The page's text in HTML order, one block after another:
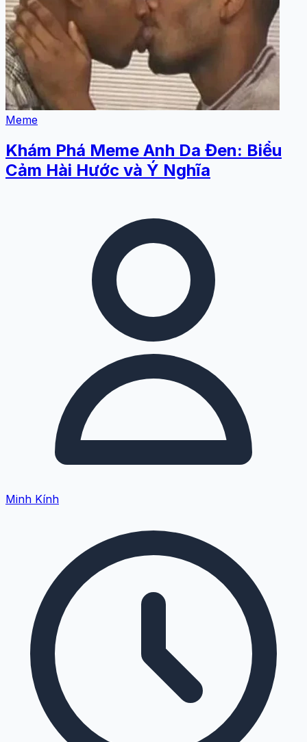
Meme
Khám Phá Meme Anh Da Đen: Biểu
Cảm Hài Hước và Ý Nghĩa
Minh Kính